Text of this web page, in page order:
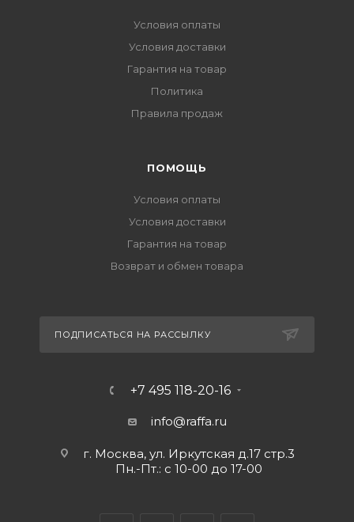
Условия оплаты
Условия доставки
Гарантия на товар
Политика
Правила продаж
ПОМОЩЬ
Условия оплаты
Условия доставки
Гарантия на товар
Возврат и обмен товара
ПОДПИСАТЬСЯ НА РАССЫЛКУ
+7 495 118-20-16
info@raffa.ru
г. Москва, ул. Иркутская д.17 стр.3
Пн.-Пт.: с 10-00 до 17-00